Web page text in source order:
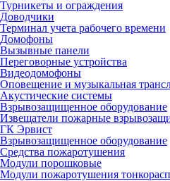
Турникеты и ограждения
Доводчики
Терминал учета рабочего времени
Домофоны
Вызывные панели
Переговорные устройства
Видеодомофоны
Оповещение и музыкальная
Акустические системы
Взрывозащищенное оборудование
Извещатели пожарные
ГК Эрвист
Взрывозащищенное оборудование
Средства пожаротушения
Модули порошковые
Модули пожаротушения